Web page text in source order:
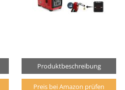
Produktbeschreibung
Preis bei Amazon prüfen